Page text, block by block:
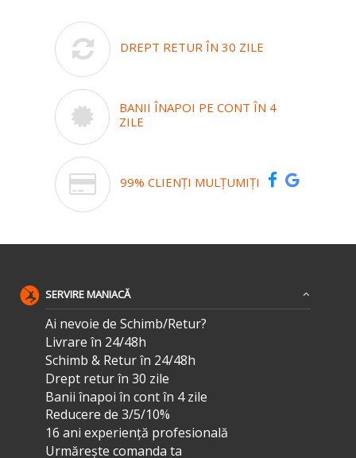
DREPT RETUR ÎN 30 ZILE
BANII ÎNAPOI PE CONT ÎN 4
ZILE
99% CLIENȚI MULȚUMIȚI
SERVIRE MANIACĂ
Ai nevoie de Schimb/Retur?
Livrare în 24/48h
Schimb & Retur în 24/48h
Drept retur în 30 zile
Banii înapoi în cont în 4 zile
Reducere de 3/5/10%
16 ani experiență profesională
Urmărește comanda ta